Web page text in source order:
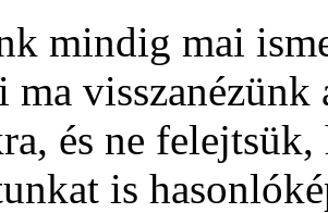
mindig mai
ma
és ne
is